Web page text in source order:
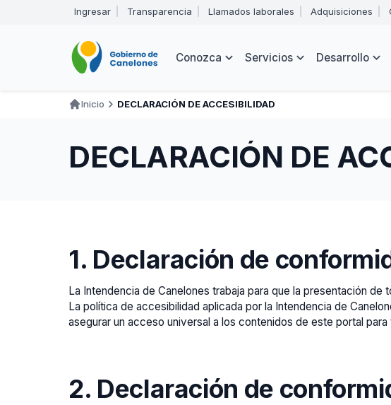
Ingresar Transparencia Llamados laborales Adquisiciones
Navegación
Conozca Servicios Desarrollo
navegación
Inicio DECLARACIÓN DE ACCESIBILIDAD
DECLARACIÓN DE
1. Declaración de
La Intendencia de Canelones trabaja para que la presentación
La política de accesibilidad aplicada por la Intendencia de
asegurar un acceso universal a los contenidos de este portal
2. Declaración de